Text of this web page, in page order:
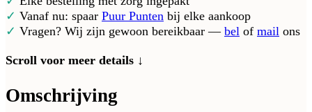
✓ Vanaf nu: spaar Puur Punten bij elke aankoop
✓ Vragen? Wij zijn gewoon bereikbaar — bel of mail ons
Scroll voor meer details ↓
Omschrijving